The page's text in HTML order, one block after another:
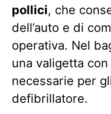
pollici, che
dell’auto e di
operativa. Nel
una valigetta
necessarie per
defibrillatore.